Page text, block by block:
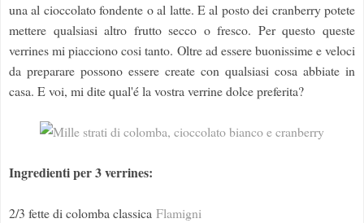
una al cioccolato fondente o al latte. E al posto dei cranberry potete
mettere qualsiasi altro frutto secco o fresco. Per questo queste
verrines mi piacciono cosi tanto. Oltre ad essere buonissime e veloci
da preparare possono essere create con qualsiasi cosa abbiate in
casa. E voi, mi dite qual'é la vostra verrine dolce preferita?
Ingredienti per 3 verrines:
2/3 fette di colomba classica Flamigni